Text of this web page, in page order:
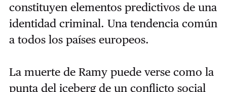
constituyen elementos predictivos de una
identidad criminal. Una tendencia común
a todos los países europeos.
La muerte de Ramy puede verse como la
punta del iceberg de un conflicto social